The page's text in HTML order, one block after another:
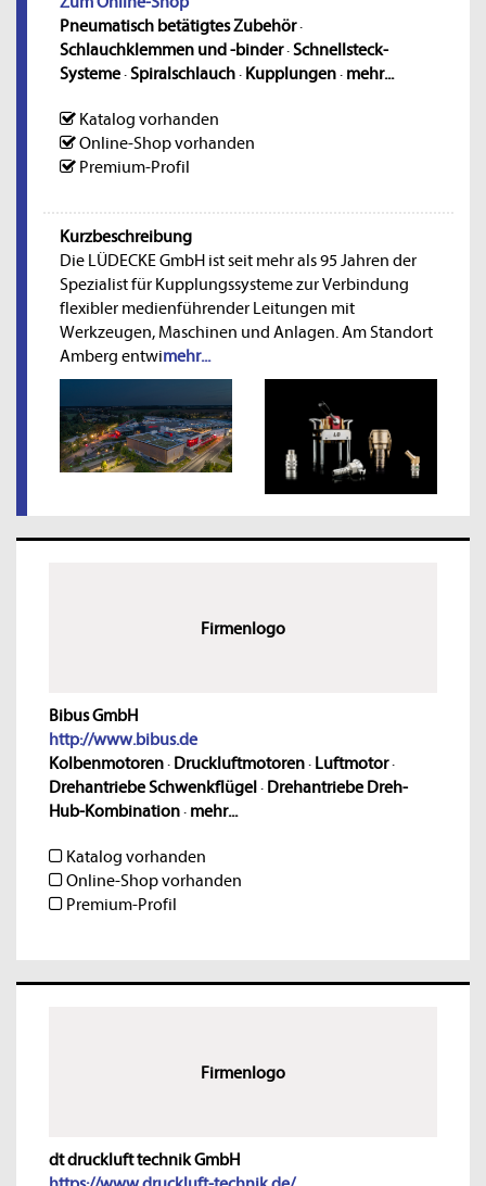
Pneumatisch betätigtes Zubehör·
Schlauchklemmen und -binder·Schnellsteck-
Systeme·Spiralschlauch· Kupplungen· mehr...
Katalog vorhanden
Online-Shop vorhanden
Premium-Profil
Kurzbeschreibung
Die LÜDECKE GmbH ist seit mehr als 95 Jahren der
Spezialist für Kupplungssysteme zur Verbindung
flexibler medienführender Leitungen mit
Werkzeugen, Maschinen und Anlagen. Am Standort
Amberg entwimehr...
Firmenlogo
Bibus GmbH
http://www.bibus.de
Kolbenmotoren· Druckluftmotoren· Luftmotor·
Drehantriebe Schwenkflügel · Drehantriebe Dreh-
Hub-Kombination· mehr...
Katalog vorhanden
Online-Shop vorhanden
Premium-Profil
Firmenlogo
dt druckluft technik GmbH